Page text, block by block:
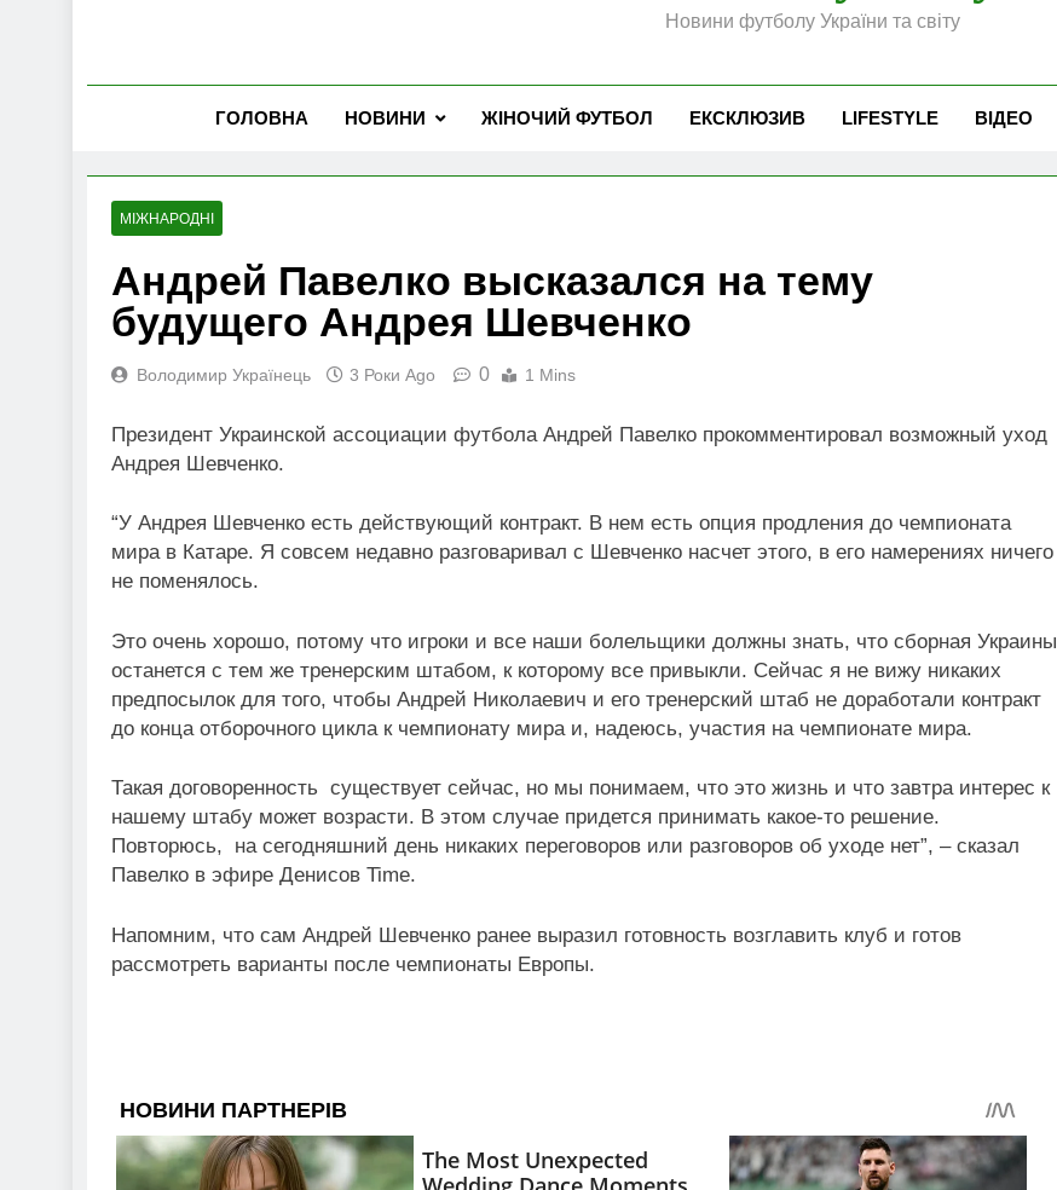
Новини футболу України та світу
ГОЛОВНА НОВИНИ ЖІНОЧИЙ ФУТБОЛ ЕКСКЛЮЗИВ LIFESTYLE ВІДЕО
МІЖНАРОДНІ
Андрей Павелко высказался на тему
будущего Андрея Шевченко
Володимир Українець 3 Роки Ago 0 1 Mins
Президент Украинской ассоциации футбола Андрей Павелко прокомментировал возможный уход
Андрея Шевченко.
“У Андрея Шевченко есть действующий контракт. В нем есть опция продления до чемпионата
мира в Катаре. Я совсем недавно разговаривал с Шевченко насчет этого, в его намерениях ничего
не поменялось.
Это очень хорошо, потому что игроки и все наши болельщики должны знать, что сборная Украины
останется с тем же тренерским штабом, к которому все привыкли. Сейчас я не вижу никаких
предпосылок для того, чтобы Андрей Николаевич и его тренерский штаб не доработали контракт
до конца отборочного цикла к чемпионату мира и, надеюсь, участия на чемпионате мира.
Такая договоренность существует сейчас, но мы понимаем, что это жизнь и что завтра интерес к
нашему штабу может возрасти. В этом случае придется принимать какое-то решение.
Повторюсь, на сегодняшний день никаких переговоров или разговоров об уходе нет”, – сказал
Павелко в эфире Денисов Time.
Напомним, что сам Андрей Шевченко ранее выразил готовность возглавить клуб и готов
рассмотреть варианты после чемпионаты Европы.